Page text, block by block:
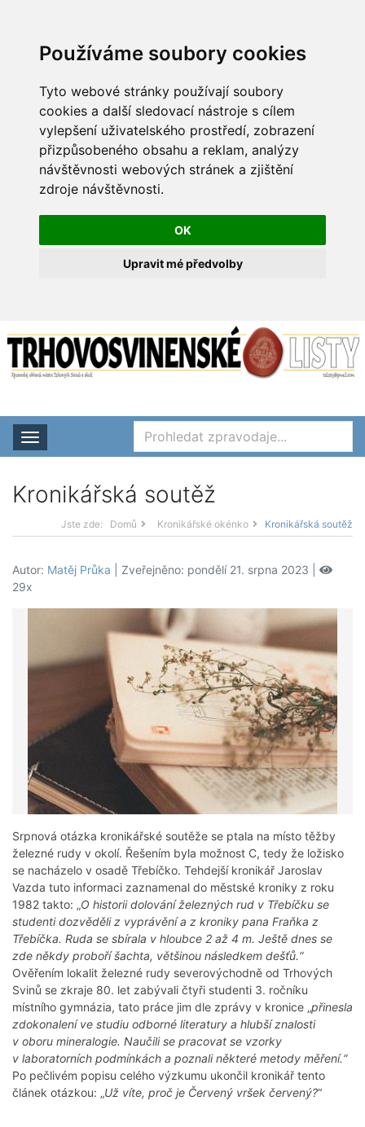
Používáme soubory cookies
Tyto webové stránky používají soubory
cookies a další sledovací nástroje s cílem
vylepšení uživatelského prostředí, zobrazení
přizpůsobeného obsahu a reklam, analýzy
návštěvnosti webových stránek a zjištění
zdroje návštěvnosti.
OK
Upravit mé předvolby
Rozbalit nabídku
Kronikářská soutěž
Jste zde: Domů Kronikářské okénko Kronikářská soutěž
Autor: Matěj Průka | Zveřejněno: pondělí 21. srpna 2023 |
29x
Srpnová otázka kronikářské soutěže se ptala na místo těžby
železné rudy v okolí. Řešením byla možnost C, tedy že ložisko
se nacházelo v osadě Třebíčko. Tehdejší kronikář Jaroslav
Vazda tuto informaci zaznamenal do městské kroniky z roku
1982 takto: „O historii dolování železných rud v Třebíčku se
studenti dozvěděli z vyprávění a z kroniky pana Fraňka z
Třebíčka. Ruda se sbírala v hloubce 2 až 4 m. Ještě dnes se
zde někdy proboří šachta, většinou následkem dešťů.“
Ověřením lokalit železné rudy severovýchodně od Trhových
Svinů se zkraje 80. let zabývali čtyři studenti 3. ročníku
místního gymnázia, tato práce jim dle zprávy v kronice „přinesla
zdokonalení ve studiu odborné literatury a hlubší znalosti
v oboru mineralogie. Naučili se pracovat se vzorky
v laboratorních podmínkách a poznali některé metody měření.“
Po pečlivém popisu celého výzkumu ukončil kronikář tento
článek otázkou: „Už víte, proč je Červený vršek červený?“